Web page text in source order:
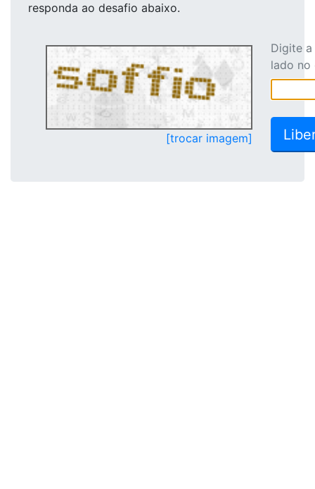
responda ao desafio abaixo.
[trocar imagem]
Digite
lado no